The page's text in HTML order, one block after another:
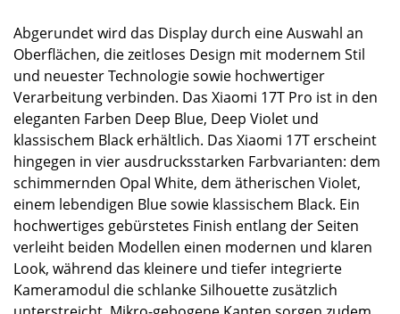
Abgerundet wird das Display durch eine Auswahl an
Oberflächen, die zeitloses Design mit modernem Stil
und neuester Technologie sowie hochwertiger
Verarbeitung verbinden. Das Xiaomi 17T Pro ist in den
eleganten Farben Deep Blue, Deep Violet und
klassischem Black erhältlich. Das Xiaomi 17T erscheint
hingegen in vier ausdrucksstarken Farbvarianten: dem
schimmernden Opal White, dem ätherischen Violet,
einem lebendigen Blue sowie klassischem Black. Ein
hochwertiges gebürstetes Finish entlang der Seiten
verleiht beiden Modellen einen modernen und klaren
Look, während das kleinere und tiefer integrierte
Kameramodul die schlanke Silhouette zusätzlich